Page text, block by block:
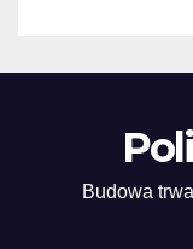
Budowa